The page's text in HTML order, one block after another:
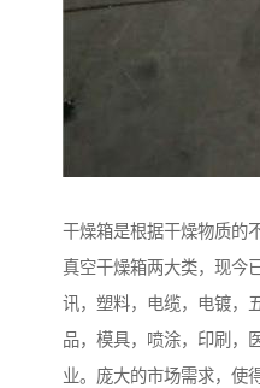
干燥箱是根据干燥物质的
真空干燥箱两大类，现今
讯，塑料，电缆，电镀，
品，模具，喷涂，印刷，
业。庞大的市场需求，使